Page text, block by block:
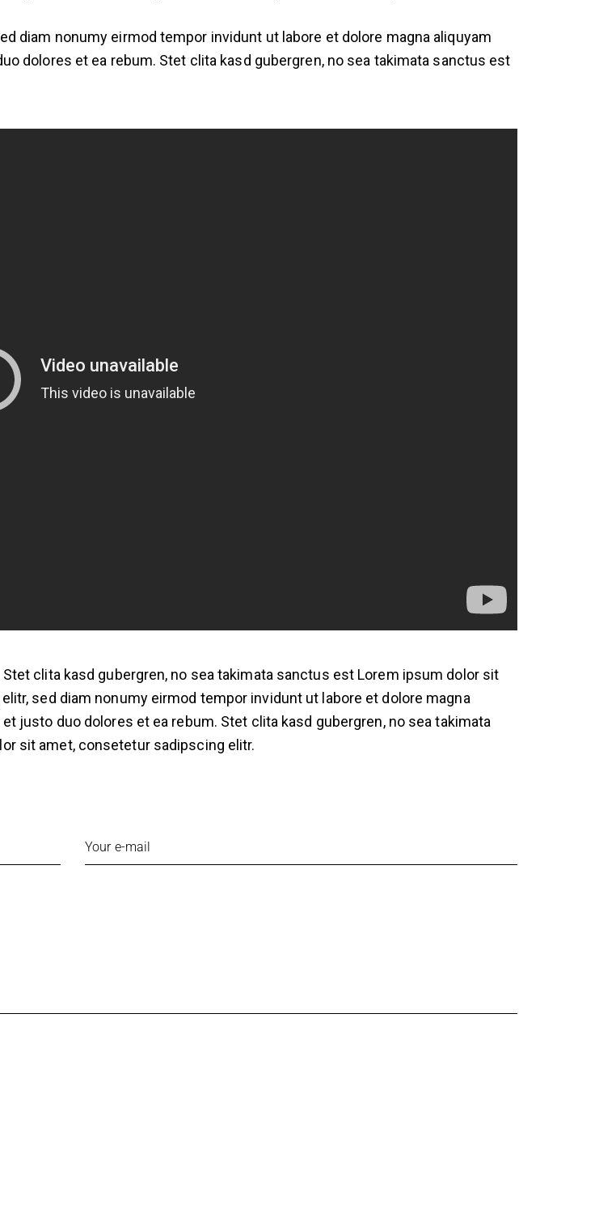
diam nonumy eirmod tempor invidunt ut labore et dolore magna aliquyam
dolores et ea rebum. Stet clita kasd gubergren, no sea takimata sanctus est
clita kasd gubergren, no sea takimata sanctus est Lorem ipsum dolor sit
sed diam nonumy eirmod tempor invidunt ut labore et dolore magna
justo duo dolores et ea rebum. Stet clita kasd gubergren, no sea takimata
sit amet, consetetur sadipscing elitr.